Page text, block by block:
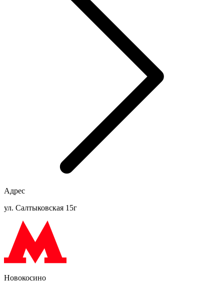
Адрес
ул. Салтыковская 15г
Новокосино